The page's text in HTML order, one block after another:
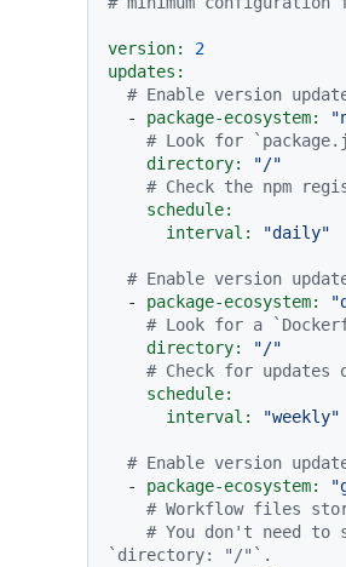
version:
2
updates:
# Enable version
-
package-ecosystem:
# Look for
directory:
"/"
# Check the npm
schedule:
interval:
"daily"
# Enable version
-
package-ecosystem:
# Look for a
directory:
"/"
# Check for updates
schedule:
interval:
"weekly"
# Enable version
-
package-ecosystem:
# Workflow files
# You don't need
`directory: "/"`.